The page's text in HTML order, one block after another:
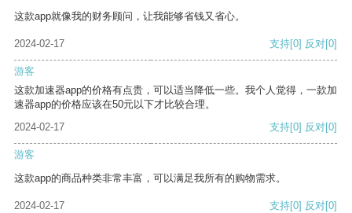
这款app就像我的财务顾问，让我能够省钱又省心。
2024-02-17 支持[0] 反对[0]
游客
这款加速器app的价格有点贵，可以适当降低一些。我个人觉得，一款加
速器app的价格应该在50元以下才比较合理。
2024-02-17
支持[0] 反对[0]
游客
这款app的商品种类非常丰富，可以满足我所有的购物需求。
2024-02-17 支持[0] 反对[0]